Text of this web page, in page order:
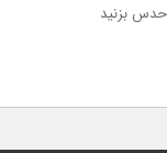
بزنید